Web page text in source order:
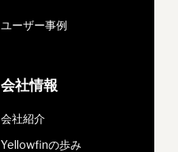
ユーザー事例
会社情報
会社紹介
Yellowfinの歩み